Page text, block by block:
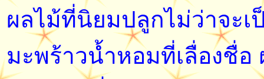
ผลไม้ที่นิยมปลูกไม่ว่าจะ
มะพร้าวน้ำหอมที่เลื่องชื่อ